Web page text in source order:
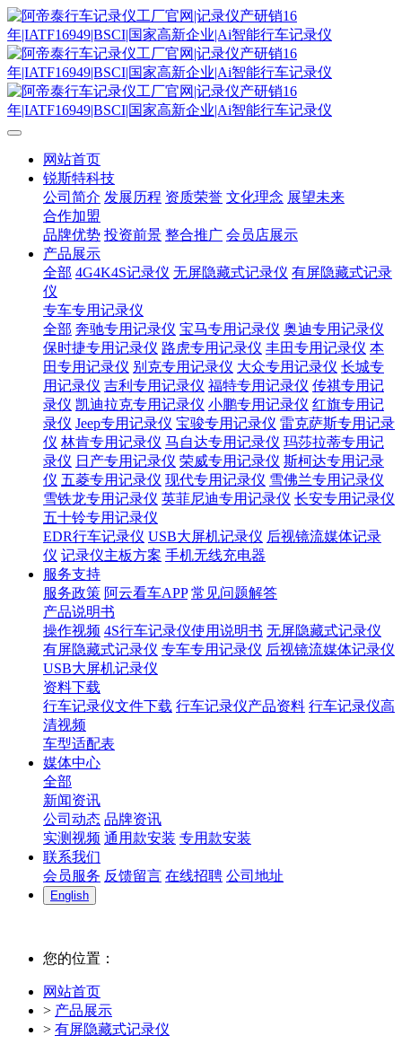
网站首页
锐斯特科技
公司简介 发展历程 资质荣誉 文化理念 展望未来
合作加盟
品牌优势 投资前景 整合推广 会员店展示
产品展示
全部 4G4K4S记录仪 无屏隐藏式记录仪 有屏隐藏式记录
仪
专车专用记录仪
全部 奔驰专用记录仪 宝马专用记录仪 奥迪专用记录仪
保时捷专用记录仪 路虎专用记录仪 丰田专用记录仪 本
田专用记录仪 别克专用记录仪 大众专用记录仪 长城专
用记录仪 吉利专用记录仪 福特专用记录仪 传祺专用记
录仪 凯迪拉克专用记录仪 小鹏专用记录仪 红旗专用记
录仪 Jeep专用记录仪 宝骏专用记录仪 雷克萨斯专用记录
仪 林肯专用记录仪 马自达专用记录仪 玛莎拉蒂专用记
录仪 日产专用记录仪 荣威专用记录仪 斯柯达专用记录
仪 五菱专用记录仪 现代专用记录仪 雪佛兰专用记录仪
雪铁龙专用记录仪 英菲尼迪专用记录仪 长安专用记录仪
五十铃专用记录仪
EDR行车记录仪 USB大屏机记录仪 后视镜流媒体记录
仪 记录仪主板方案 手机无线充电器
服务支持
服务政策 阿云看车APP 常见问题解答
产品说明书
操作视频 4S行车记录仪使用说明书 无屏隐藏式记录仪
有屏隐藏式记录仪 专车专用记录仪 后视镜流媒体记录仪
USB大屏机记录仪
资料下载
行车记录仪文件下载 行车记录仪产品资料 行车记录仪高
清视频
车型适配表
媒体中心
全部
新闻资讯
公司动态 品牌资讯
实测视频 通用款安装 专用款安装
联系我们
会员服务 反馈留言 在线招聘 公司地址
English
您的位置：
网站首页
> 产品展示
> 有屏隐藏式记录仪